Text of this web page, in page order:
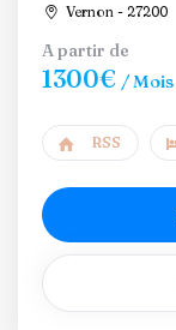
Vernon - 27200
A partir de
1300€ / Mois
RSS